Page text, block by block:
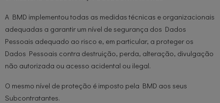
A BMD implementou todas as medidas técnicas e organizacionais
adequadas a garantir um nível de segurança dos Dados
Pessoais adequado ao risco e, em particular, a proteger os
Dados Pessoais contra destruição, perda, alteração, divulgação
não autorizada ou acesso acidental ou ilegal.
O mesmo nível de proteção é imposto pela BMD aos seus
Subcontratantes.